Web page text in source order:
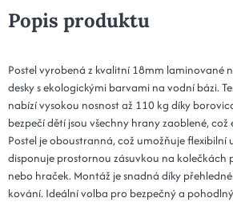
Popis produktu
Postel vyrobená z kvalitní 18mm laminované
desky s ekologickými barvami na vodní bázi.
nabízí vysokou nosnost až 110 kg díky
bezpečí dětí jsou všechny hrany zaoblené,
Postel je oboustranná, což umožňuje flexibilní
disponuje prostornou zásuvkou na kolečkách
nebo hraček. Montáž je snadná díky
kování. Ideální volba pro bezpečný a